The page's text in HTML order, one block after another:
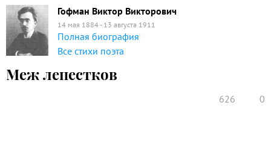
Гофман Виктор Викторович
14 мая 1884 - 13 августа 1911
Полная биография
Все стихи поэта
Меж лепестков
626 0